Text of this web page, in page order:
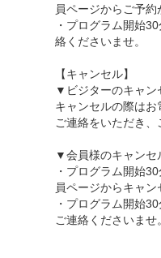
員ページからご予約
・プログラム開始
絡くださいませ。
【キャンセル】
▼ビジターのキャン
キャンセルの際は
ご連絡をいただき
▼会員様のキャンセ
・プログラム開始
員ページからキャン
・プログラム開始
ご連絡くださいませ。